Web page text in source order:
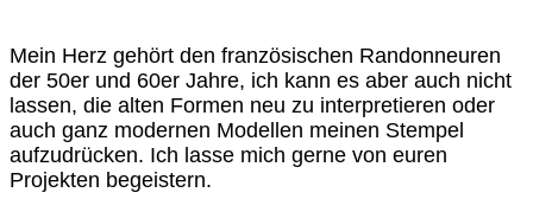
Mein Herz gehört den französischen Randonneuren
der 50er und 60er Jahre, ich kann es aber auch nicht
lassen, die alten Formen neu zu interpretieren oder
auch ganz modernen Modellen meinen Stempel
aufzudrücken. Ich lasse mich gerne von euren
Projekten begeistern.